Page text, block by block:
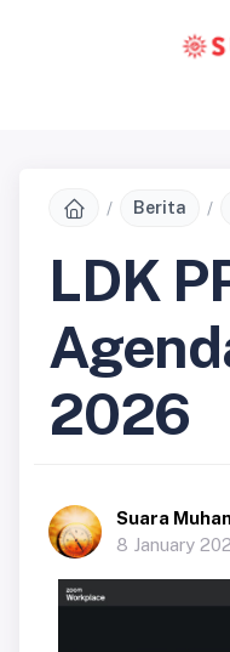
Berita
LDK
2026
Suara
8 January